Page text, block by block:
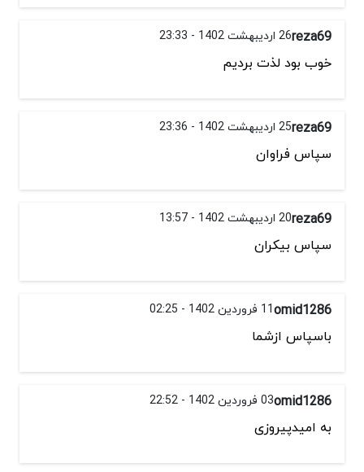
reza6926 اردیبهشت 1402 - 23:33
خوب بود لذت بردیم
reza6925 اردیبهشت 1402 - 23:36
سپاس فراوان
reza6920 اردیبهشت 1402 - 13:57
سپاس بیکران
omid128611 فروردین 1402 - 02:25
باسپاس ازشما
omid128603 فروردین 1402 - 22:52
به امیدپیروزی